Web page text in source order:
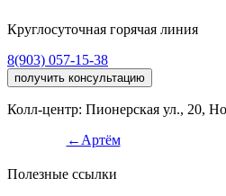
Круглосуточная горячая линия
8(903) 057-15-38
получить консультацию
Колл-центр: Пионерская ул., 20,
←Артём
Полезные ссылки